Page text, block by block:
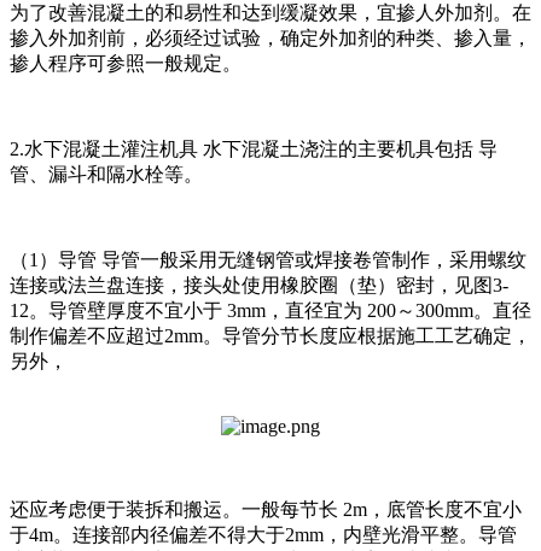
为了改善混凝土的和易性和达到缓凝效果，宜掺人外加剂。在
掺入外加剂前，必须经过试验，确定外加剂的种类、掺入量，
掺人程序可参照一般规定。
2.水下混凝土灌注机具 水下混凝土浇注的主要机具包括 导
管、漏斗和隔水栓等。
（1）导管 导管一般采用无缝钢管或焊接卷管制作，采用螺纹
连接或法兰盘连接，接头处使用橡胶圈（垫）密封，见图3-
12。导管壁厚度不宜小于 3mm，直径宜为 200～300mm。直径
制作偏差不应超过2mm。导管分节长度应根据施工工艺确定，
另外，
还应考虑便于装拆和搬运。一般每节长 2m，底管长度不宜小
于4m。连接部内径偏差不得大于2mm，内壁光滑平整。导管